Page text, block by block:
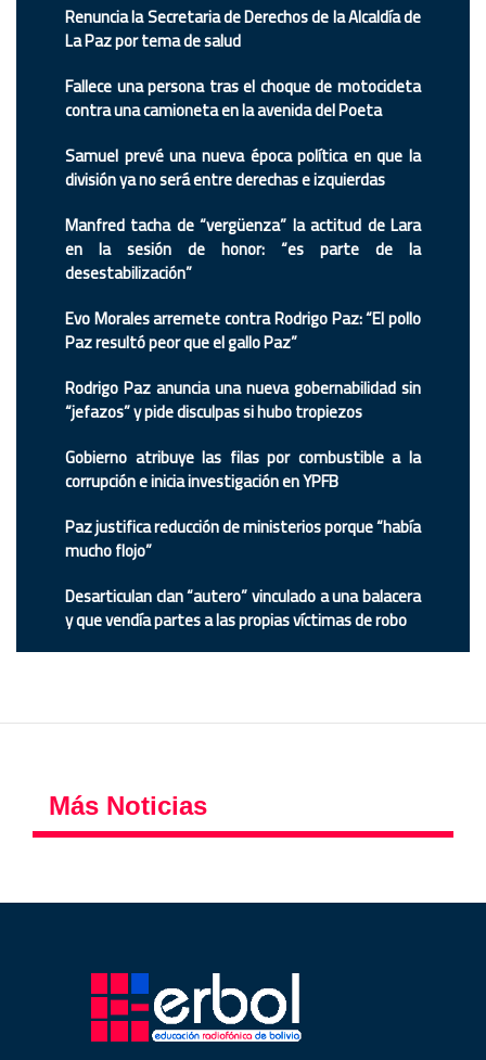
Renuncia la Secretaria de Derechos de la Alcaldía de
La Paz por tema de salud
Fallece una persona tras el choque de motocicleta
contra una camioneta en la avenida del Poeta
Samuel prevé una nueva época política en que la
división ya no será entre derechas e izquierdas
Manfred tacha de “vergüenza” la actitud de Lara
en la sesión de honor: “es parte de la
desestabilización”
Evo Morales arremete contra Rodrigo Paz: “El pollo
Paz resultó peor que el gallo Paz”
Rodrigo Paz anuncia una nueva gobernabilidad sin
“jefazos” y pide disculpas si hubo tropiezos
Gobierno atribuye las filas por combustible a la
corrupción e inicia investigación en YPFB
Paz justifica reducción de ministerios porque “había
mucho flojo”
Desarticulan clan “autero” vinculado a una balacera
y que vendía partes a las propias víctimas de robo
Más Noticias